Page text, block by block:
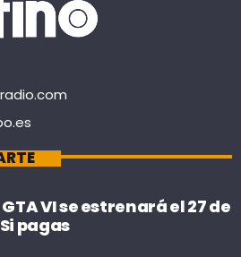
VI se estrenará el 27 de
pagas